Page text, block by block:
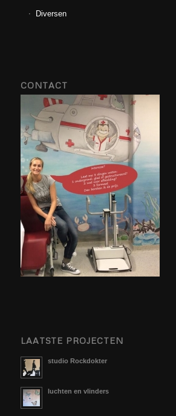
Diversen
CONTACT
LAATSTE PROJECTEN
studio Rockdokter
luchten en vlinders